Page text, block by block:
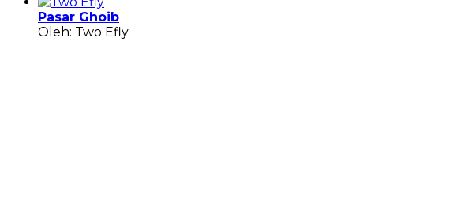
Pasar Ghoib
Oleh: Two Efly